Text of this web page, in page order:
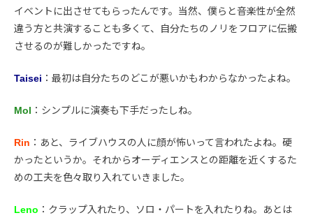
イベントに出させてもらったんです。当然、僕らと音楽性が全然
違う方と共演することも多くて、自分たちのノリをフロアに伝搬
させるのが難しかったですね。
Taisei ：最初は自分たちのどこが悪いかもわからなかったよね。
Mol ：シンプルに演奏も下手だったしね。
Rin ：あと、ライブハウスの人に顔が怖いって言われたよね。硬
かったというか。それからオーディエンスとの距離を近くするた
めの工夫を色々取り入れていきました。
Leno ：クラップ入れたり、ソロ・パートを入れたりね。あとは